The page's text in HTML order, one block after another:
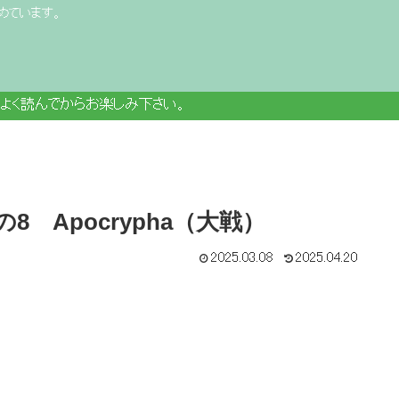
います。
読んでからお楽しみ下さい。
8 Apocrypha（大戦）
2025.03.08 2025.04.20